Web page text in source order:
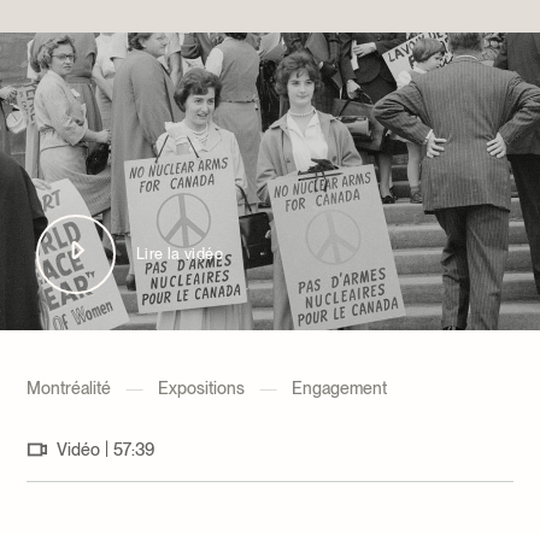
Programmation Cultures autochtones
Colloques et symposiums
Groupes
Collections en ligne
EncycloModeQC
Restauration
Centre d’archives et de documentation
Dons et prêts d’objets
Faire un don
Campagne annuelle
Impact de votre don
Façons de donner
Événements
Devenir Membre
Devenir bénévole
Jeune McCord philanthrope
Devenir Membre Billets | Rabais 2 $
Blogue Infolettre
Lire la vidéo
Montréalité — Expositions — Engagement
Vidéo 57:39